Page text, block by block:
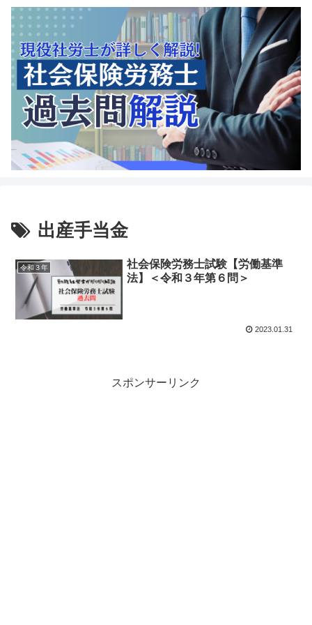
出産手当金
令和３年
社会保険労務士試験【労働基準
法】＜令和３年第６問＞
2023.01.31
スポンサーリンク